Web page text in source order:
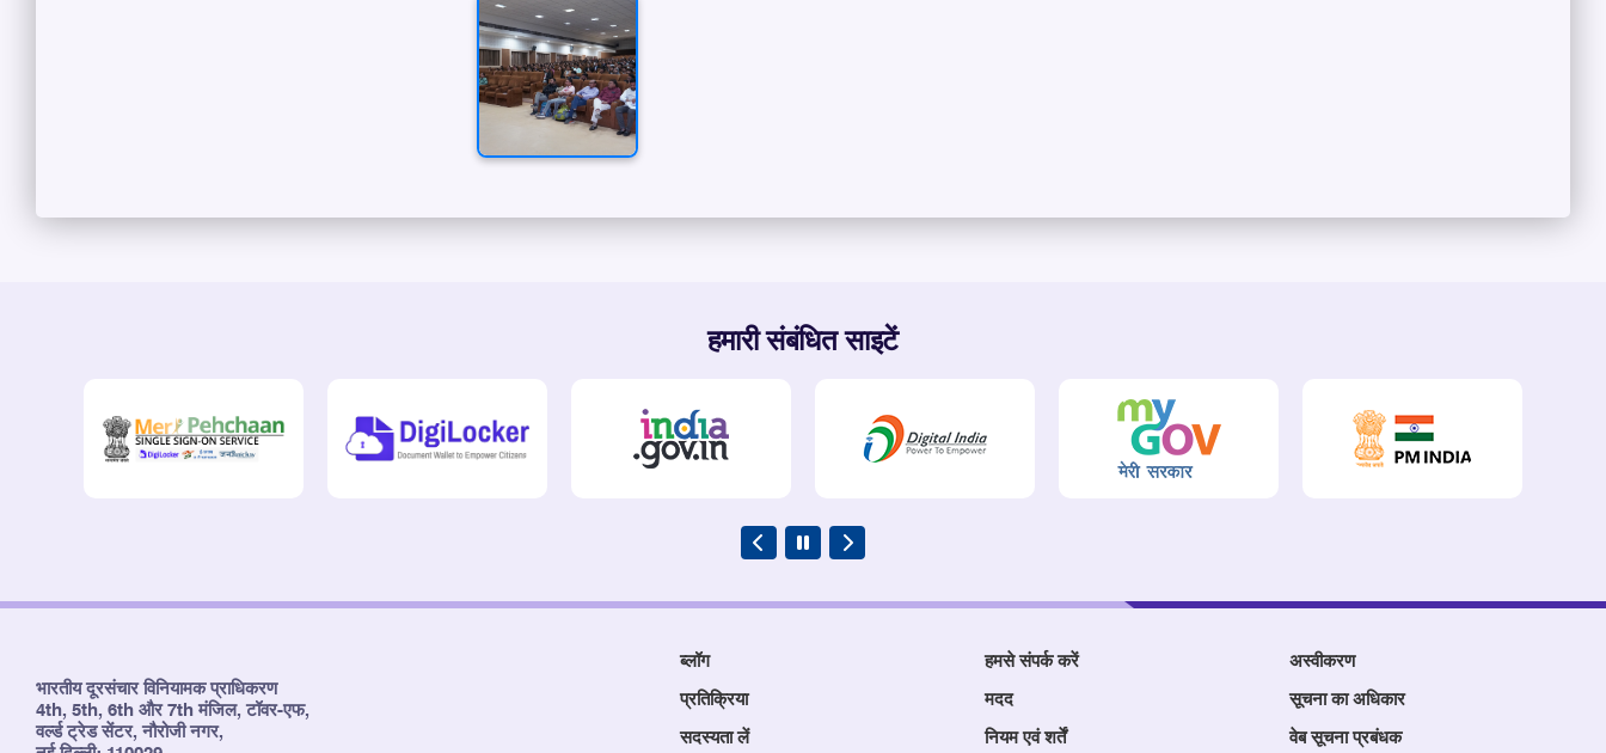
हमारी संबंधित साइटें
भारतीय दूरसंचार विनियामक प्राधिकरण
4th, 5th, 6th और 7th मंजिल, टॉवर-एफ,
वर्ल्ड ट्रेड सेंटर, नौरोजी नगर,
ब्लॉग हमसे संपर्क करें अस्वीकरण
प्रतिक्रिया मदद सूचना का अधिकार
सदस्यता लें नियम एवं शर्तें वेब सूचना प्रबंधक